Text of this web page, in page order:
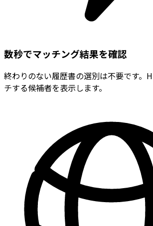
数秒でマッチング結果を確認
終わりのない履歴書の選別は不要です。
チする候補者を表示します。